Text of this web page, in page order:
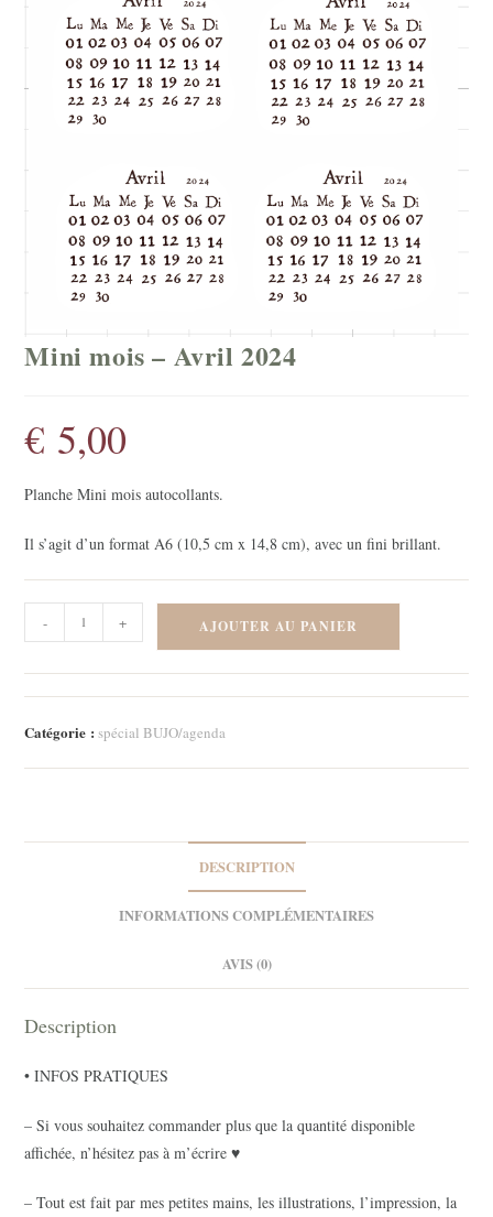
Mini mois – Avril 2024
€ 5,00
Planche Mini mois autocollants.
Il s’agit d’un format A6 (10,5 cm x 14,8 cm), avec un fini brillant.
de
Mini
mois
-
- + AJOUTER AU PANIER
Catégorie :spécial BUJO/agenda
DESCRIPTION
INFORMATIONS COMPLÉMENTAIRES
AVIS (0)
Description
• INFOS PRATIQUES
– Si vous souhaitez commander plus que la quantité disponible
affichée, n’hésitez pas à m’écrire ♥
– Tout est fait par mes petites mains, les illustrations, l’impression, la